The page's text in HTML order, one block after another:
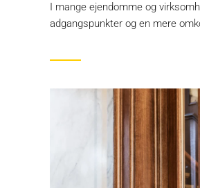
I mange ejendomme og
adgangspunkter og en mere